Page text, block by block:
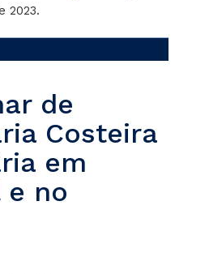
2023.
de
Costeira
em
e no